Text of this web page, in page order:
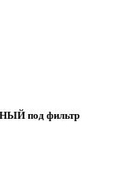
под фильтр